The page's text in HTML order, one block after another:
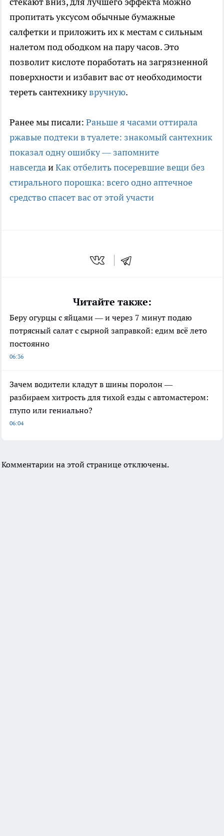
пропитать уксусом обычные бумажные
салфетки и приложить их к местам с сильным
налетом под ободком на пару часов. Это
позволит кислоте поработать на загрязненной
поверхности и избавит вас от необходимости
тереть сантехникувручную.
Ранее мы писали: Раньше я часами оттирала
ржавые подтеки в туалете: знакомый сантехник
показал одну ошибку — запомните
навсегдаиКак отбелить посеревшие вещи без
стирального порошка: всего одно аптечное
средство спасет вас от этой участи
Читайте также:
Беру огурцы с яйцами — и через 7 минут подаю
потрясный салат с сырной заправкой: едим всё лето
постоянно
06:36
Зачем водители кладут в шины поролон —
разбираем хитрость для тихой езды с автомастером:
глупо или гениально?
06:04
Комментарии на этой странице отключены.